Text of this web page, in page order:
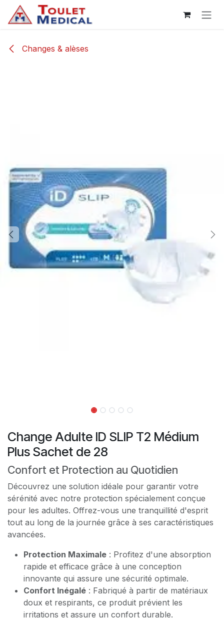
Se rendre au contenu
Changes & alèses
Change Adulte ID SLIP T2 Médium
Plus Sachet de 28
Confort et Protection au Quotidien
Découvrez une solution idéale pour garantir votre
sérénité avec notre protection spécialement conçue
pour les adultes. Offrez-vous une tranquillité d'esprit
tout au long de la journée grâce à ses caractéristiques
avancées.
Protection Maximale : Profitez d'une absorption
rapide et efficace grâce à une conception
innovante qui assure une sécurité optimale.
Confort Inégalé : Fabriqué à partir de matériaux
doux et respirants, ce produit prévient les
irritations et assure un confort durable.